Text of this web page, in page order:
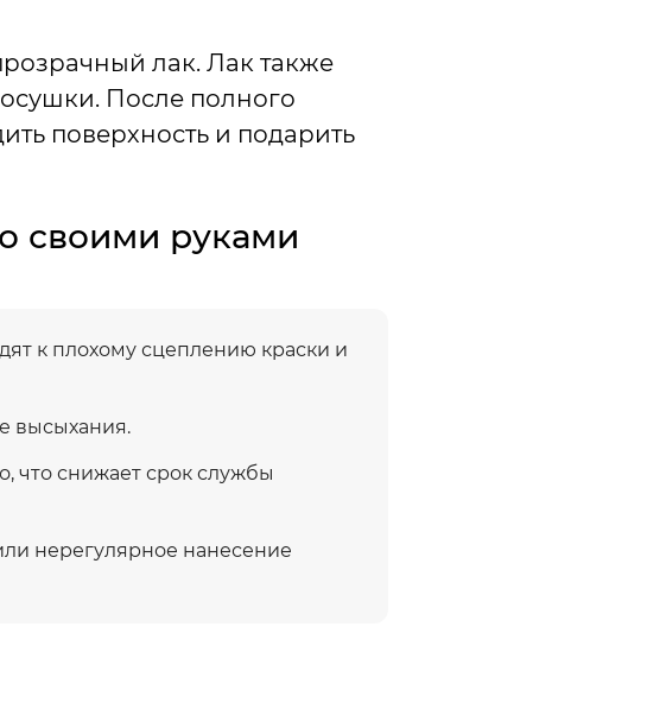
лак. Лак также
После полного
поверхность и подарить
своими руками
к плохому сцеплению краски и
высыхания.
что снижает срок службы
нерегулярное нанесение